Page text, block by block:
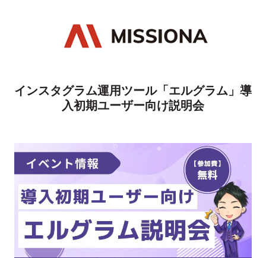
インスタグラム運用ツール「エルグラム」導
入初期ユーザー向け説明会